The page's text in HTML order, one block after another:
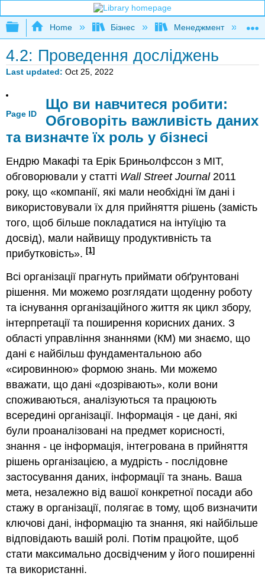
Expand/collapse global hierarchy
Home Бізнес Менеджмент
4.2: Проведення досліджень
Last updated Oct 25, 2022
Page ID
Що ви навчитеся робити:
Обговоріть важливість даних
та визначте їх роль у бізнесі
Ендрю Макафі та Ерік Бриньолфссон з MIT,
обговорювали у статті Wall Street Journal2011
року, що «компанії, які мали необхідні їм дані і
використовували їх для прийняття рішень (замість
того, щоб більше покладатися на інтуїцію та
досвід), мали найвищу продуктивність та
прибутковість».[1]
Всі організації прагнуть приймати обґрунтовані
рішення. Ми можемо розглядати щоденну роботу
та існування організаційного життя як цикл збору,
інтерпретації та поширення корисних даних. З
області управління знаннями (КМ) ми знаємо, що
дані є найбільш фундаментальною або
«сировинною» формою знань. Ми можемо
вважати, що дані «дозрівають», коли вони
споживаються, аналізуються та працюють
всередині організації. Інформація - це дані, які
були проаналізовані на предмет корисності,
знання - це інформація, інтегрована в прийняття
рішень організацією, а мудрість - послідовне
застосування даних, інформації та знань. Ваша
мета, незалежно від вашої конкретної посади або
стажу в організації, полягає в тому, щоб визначити
ключові дані, інформацію та знання, які найбільше
відповідають вашій ролі. Потім працюйте, щоб
стати максимально досвідченим у його поширенні
та використанні.